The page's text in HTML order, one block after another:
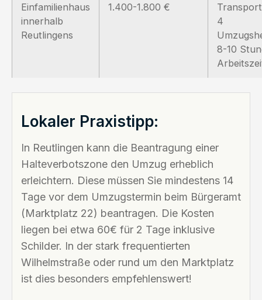
Einfamilienhaus
innerhalb
Reutlingens
1.400-1.800 €
4
8-10
Lokaler Praxistipp:
In Reutlingen kann die Beantragung einer
Halteverbotszone den Umzug erheblich
erleichtern. Diese müssen Sie mindestens 14
Tage vor dem Umzugstermin beim Bürgeramt
(Marktplatz 22) beantragen. Die Kosten
liegen bei etwa 60€ für 2 Tage inklusive
Schilder. In der stark frequentierten
Wilhelmstraße oder rund um den Marktplatz
ist dies besonders empfehlenswert!